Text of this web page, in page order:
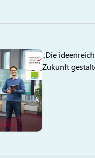
„Die
Zukunft